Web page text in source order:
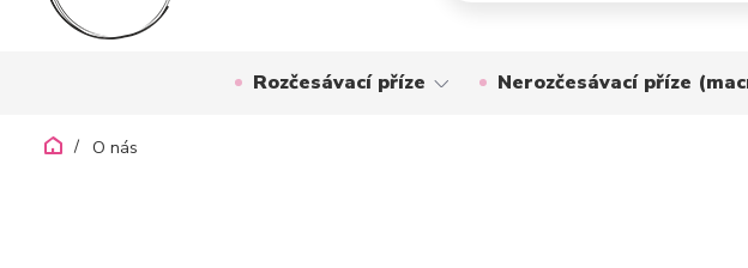
Rozčesávací příze Nerozčesávací příze
O nás